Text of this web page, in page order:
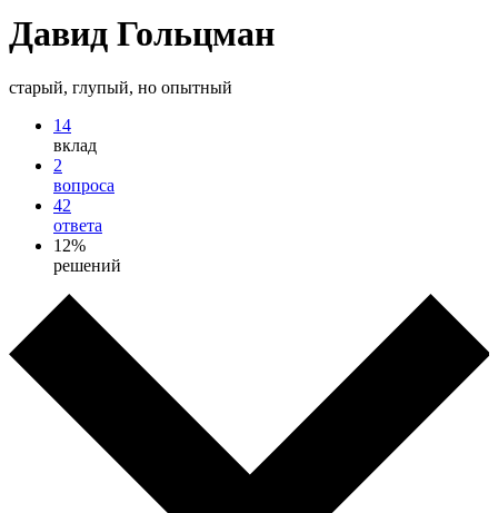
Давид Гольцман
старый, глупый, но опытный
14
вклад
2
вопроса
42
ответа
12%
решений